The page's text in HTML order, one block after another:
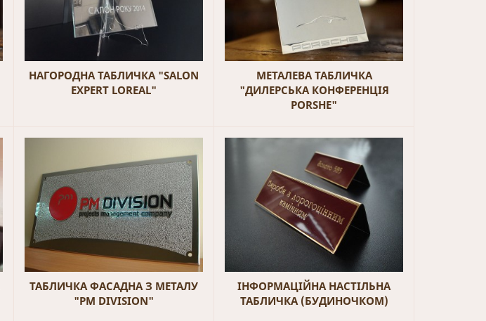
НАГОРОДНА ТАБЛИЧКА "SALON
EXPERT LOREAL"
МЕТАЛЕВА ТАБЛИЧКА
"ДИЛЕРСЬКА КОНФЕРЕНЦІЯ
PORSHE"
ТАБЛИЧКА ФАСАДНА З МЕТАЛУ
"PM DIVISION"
ІНФОРМАЦІЙНА НАСТІЛЬНА
ТАБЛИЧКА (БУДИНОЧКОМ)